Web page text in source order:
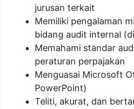
jurusan terkait
Memiliki pengalaman
bidang audit internal
Memahami standar
peraturan perpajakan
Menguasai Microsoft
PowerPoint)
Teliti, akurat, dan